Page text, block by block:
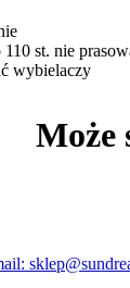
110 st. nie
wybielaczy
Może